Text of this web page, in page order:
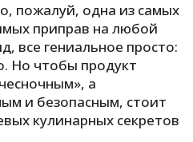
Т
У
пожалуй, одна из самых
приправ на любой
все гениальное просто:
Но чтобы продукт
а
и безопасным, стоит
кулинарных секретов